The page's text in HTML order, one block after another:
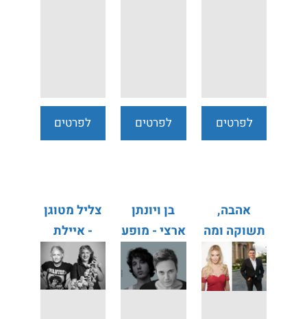
לפרטים
לפרטים
לפרטים
אהבה,
תשוקה ומה
שביניהן -
דנה לוי
אלגרוד |
בן ויונתן
ארצי - מופע
אינטימי
צליל מטוגן
- איילת
לטוביץ' |
אליוט